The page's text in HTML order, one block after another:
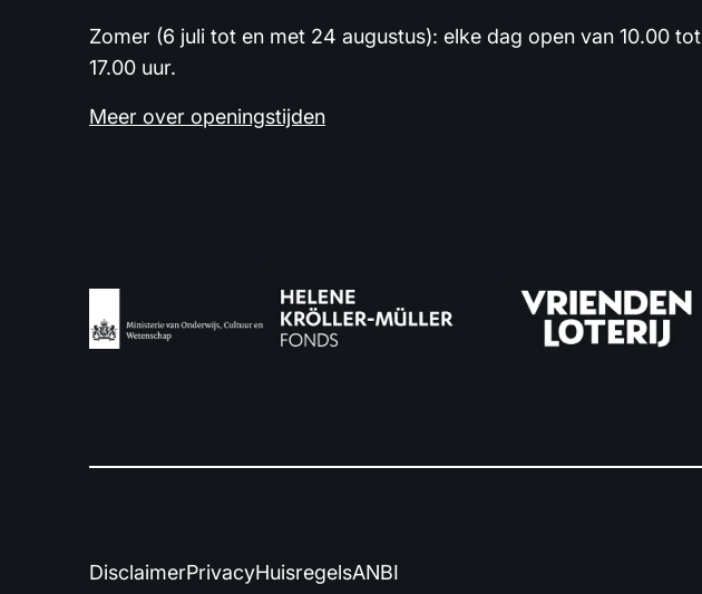
Zomer (6 juli tot en met 24 augustus): elke dag open van 10.00 tot
17.00 uur.
Meer over openingstijden
DisclaimerPrivacyHuisregelsANBI